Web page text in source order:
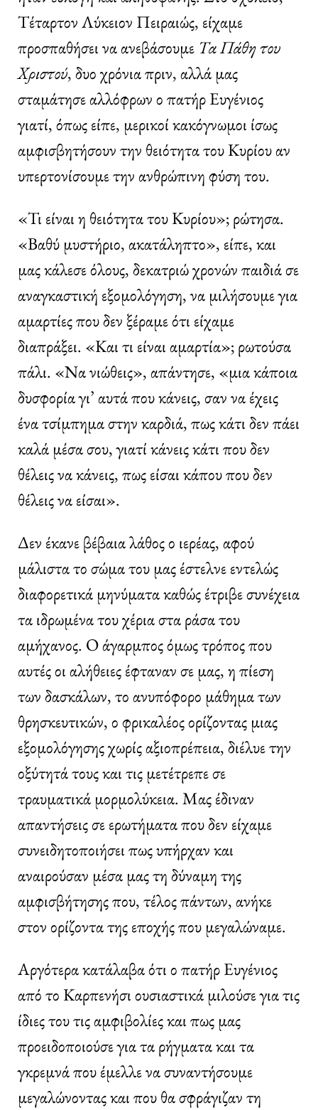
Τέταρτον Λύκειον Πειραιώς, είχαμε
προσπαθήσει να ανεβάσουμε Τα Πάθη του
Χριστού, δυο χρόνια πριν, αλλά μας
σταμάτησε αλλόφρων ο πατήρ Ευγένιος
γιατί, όπως είπε, μερικοί κακόγνωμοι ίσως
αμφισβητήσουν την θειότητα του Κυρίου αν
υπερτονίσουμε την ανθρώπινη φύση του.
«Τι είναι η θειότητα του Κυρίου»; ρώτησα.
«Βαθύ μυστήριο, ακατάληπτο», είπε, και
μας κάλεσε όλους, δεκατριώ χρονών παιδιά σε
αναγκαστική εξομολόγηση, να μιλήσουμε για
αμαρτίες που δεν ξέραμε ότι είχαμε
διαπράξει. «Και τι είναι αμαρτία»; ρωτούσα
πάλι. «Να νιώθεις», απάντησε, «μια κάποια
δυσφορία γι’ αυτά που κάνεις, σαν να έχεις
ένα τσίμπημα στην καρδιά, πως κάτι δεν πάει
καλά μέσα σου, γιατί κάνεις κάτι που δεν
θέλεις να κάνεις, πως είσαι κάπου που δεν
θέλεις να είσαι».
Δεν έκανε βέβαια λάθος ο ιερέας, αφού
μάλιστα το σώμα του μας έστελνε εντελώς
διαφορετικά μηνύματα καθώς έτριβε συνέχεια
τα ιδρωμένα του χέρια στα ράσα του
αμήχανος. Ο άγαρμπος όμως τρόπος που
αυτές οι αλήθειες έφταναν σε μας, η πίεση
των δασκάλων, το ανυπόφορο μάθημα των
θρησκευτικών, ο φρικαλέος ορίζοντας μιας
εξομολόγησης χωρίς αξιοπρέπεια, διέλυε την
οξύτητά τους και τις μετέτρεπε σε
τραυματικά μορμολύκεια. Μας έδιναν
απαντήσεις σε ερωτήματα που δεν είχαμε
συνειδητοποιήσει πως υπήρχαν και
αναιρούσαν μέσα μας τη δύναμη της
αμφισβήτησης που, τέλος πάντων, ανήκε
στον ορίζοντα της εποχής που μεγαλώναμε.
Αργότερα κατάλαβα ότι ο πατήρ Ευγένιος
από το Καρπενήσι ουσιαστικά μιλούσε για τις
ίδιες του τις αμφιβολίες και πως μας
προειδοποιούσε για τα ρήγματα και τα
γκρεμνά που έμελλε να συναντήσουμε
μεγαλώνοντας και που θα σφράγιζαν τη